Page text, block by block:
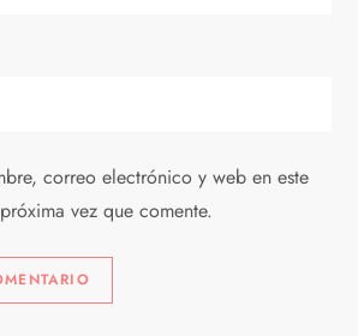
correo electrónico y web en este
vez que comente.